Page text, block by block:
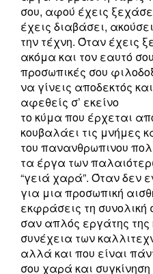
σου, αφού έχεις
έχεις διαβάσει,
την τέχνη. Όταν έχεις
ακόμα και τον εαυτό
προσωπικές σου
να γίνεις αποδεκτός
αφεθείς σ’ εκείνο
το κύμα που έρχεται
κουβαλάει τις μνήμες
του πανανθρωπινου
τα έργα των
“γειά χαρά”. Όταν δεν
για μια προσωπική
εκφράσεις τη συνολική
σαν απλός εργάτης της
συνέχεια των
αλλά και που είναι
σου χαρά και